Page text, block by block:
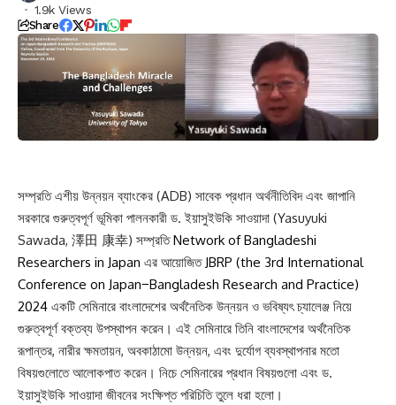
1.9k Views
Share
সম্প্রতি এশীয় উন্নয়ন ব্যাংকের (ADB) সাবেক প্রধান অর্থনীতিবিদ এবং জাপানি
সরকারে গুরুত্বপূর্ণ ভূমিকা পালনকারী ড. ইয়াসুইউকি সাওয়াদা (Yasuyuki
Sawada, 澤田 康幸) সম্প্রতিNetwork of Bangladeshi
Researchers in Japan এর আয়োজিত JBRP (the 3rd International
Conference on Japan−Bangladesh Research and Practice)
2024 একটি সেমিনারে বাংলাদেশের অর্থনৈতিক উন্নয়ন ও ভবিষ্যৎ চ্যালেঞ্জ নিয়ে
গুরুত্বপূর্ণ বক্তব্য উপস্থাপন করেন। এই সেমিনারে তিনি বাংলাদেশের অর্থনৈতিক
রূপান্তর, নারীর ক্ষমতায়ন, অবকাঠামো উন্নয়ন, এবং দুর্যোগ ব্যবস্থাপনার মতো
বিষয়গুলোতে আলোকপাত করেন। নিচে সেমিনারের প্রধান বিষয়গুলো এবং ড.
ইয়াসুইউকি সাওয়াদা জীবনের সংক্ষিপ্ত পরিচিতি তুলে ধরা হলো।